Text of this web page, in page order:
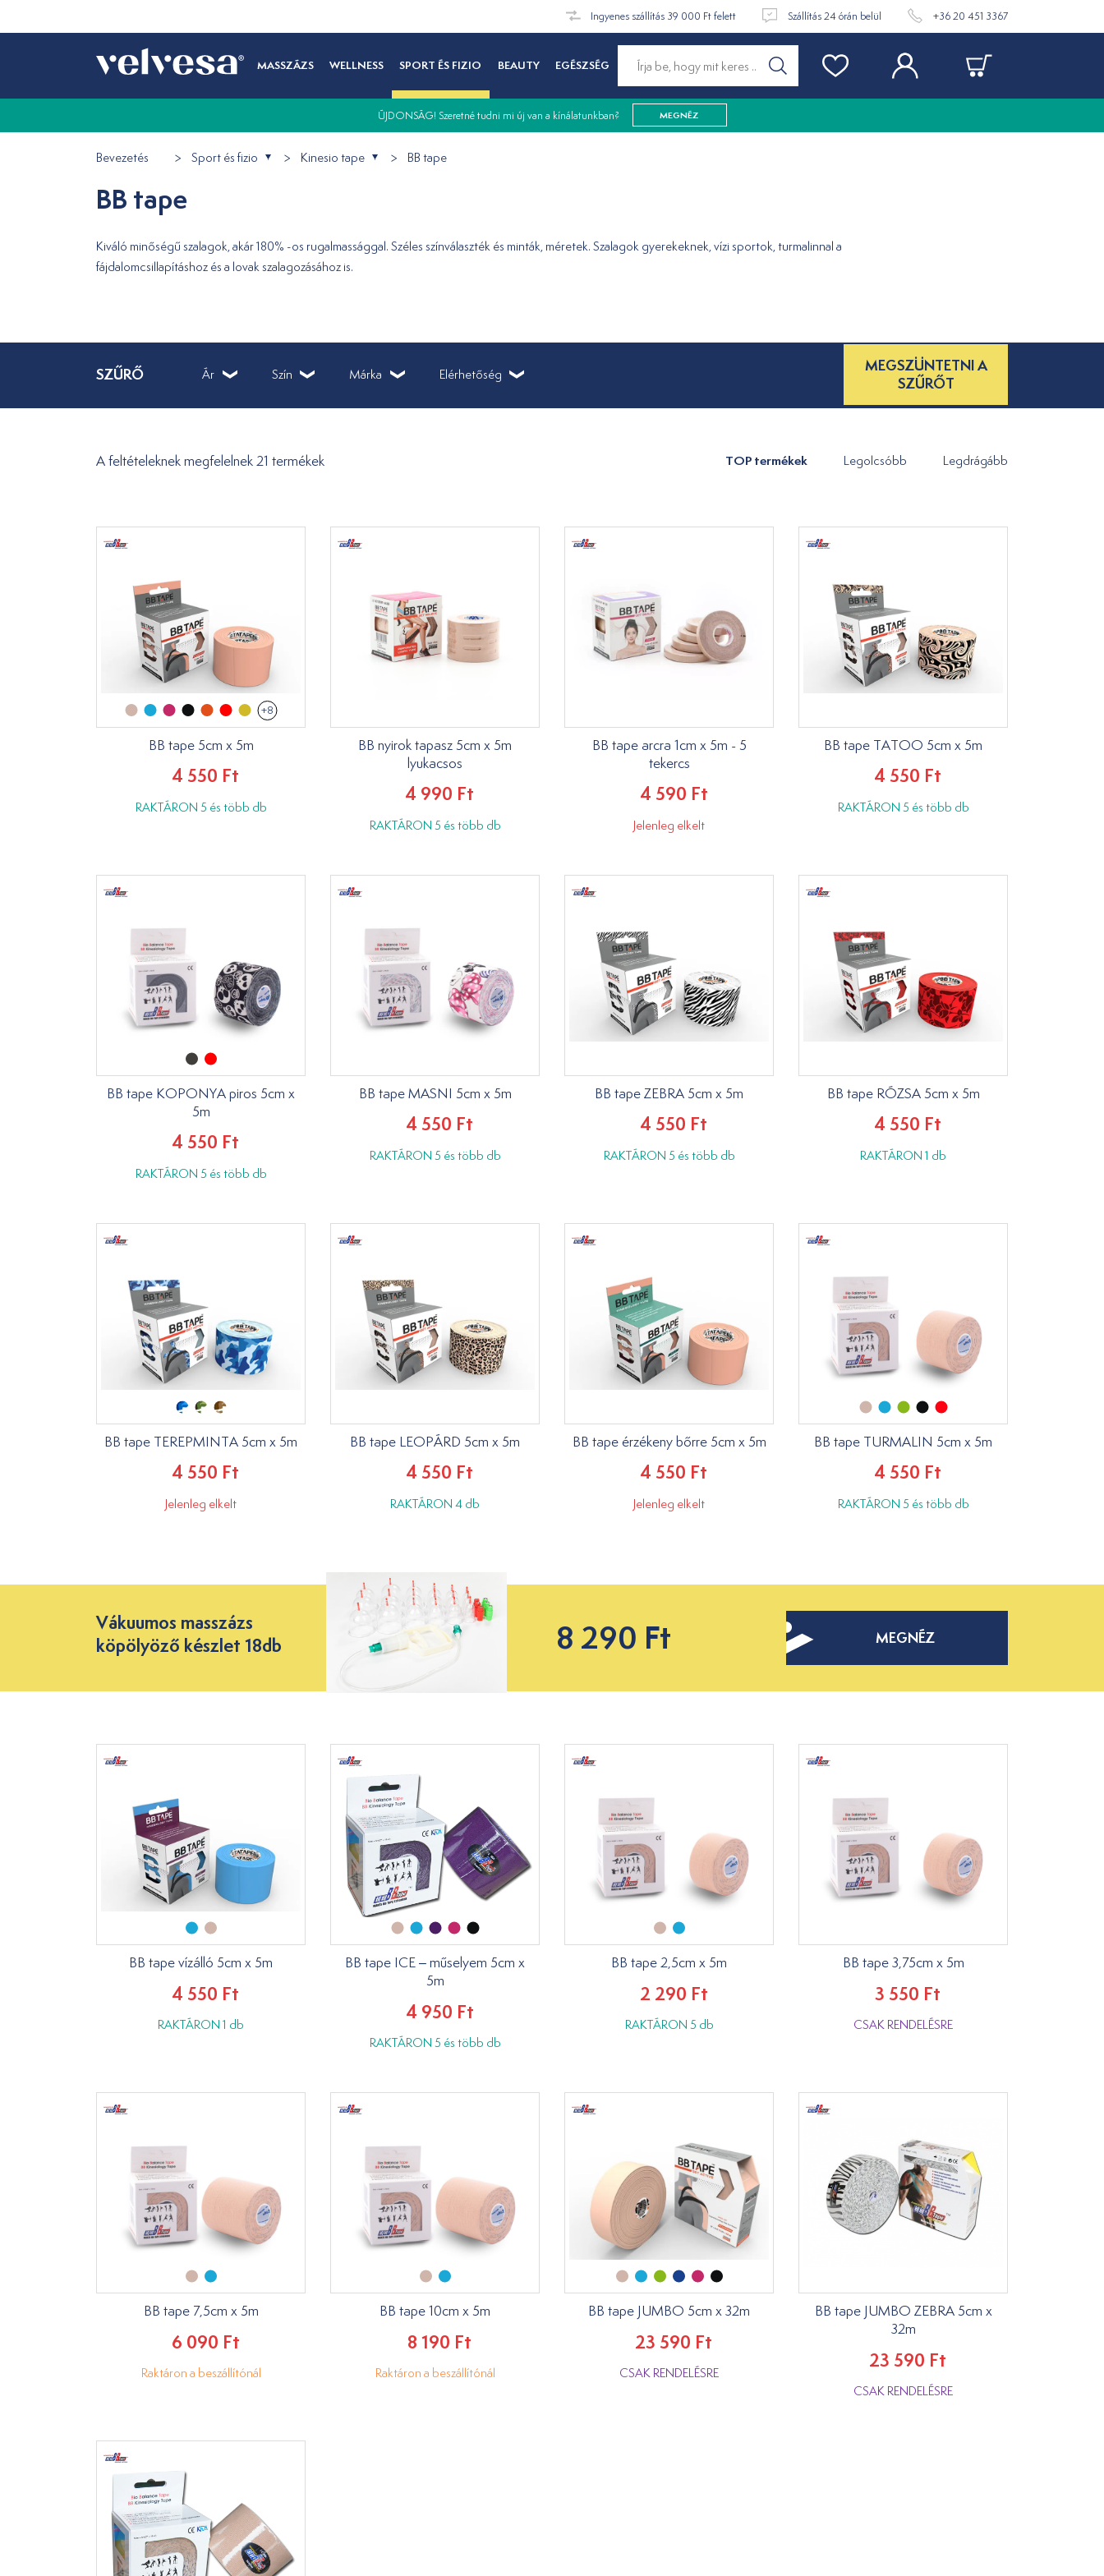
Ingyenes szállítás 39 000 Ft felett Szállítás 24 órán belül +36 20 451 3367
MASSZÁZS WELLNESS SPORT ÉS FIZIO BEAUTY EGÉSZSÉG
ÚJDONSÁG! Szeretné tudni mi új van a kínálatunkban? MEGNÉZ
Bevezetés Sport és fizio Kinesio tape BB tape
BB tape
Kiváló minőségű szalagok, akár 180% -os rugalmassággal. Széles színválaszték és minták, méretek. Szalagok gyerekeknek, vízi sportok, turmalinnal a
fájdalomcsillapításhoz és a lovak szalagozásához is.
SZŰRŐ Ár Szín Márka Elérhetőség
MEGSZÜNTETNI A
SZŰRŐT
A feltételeknek megfelelnek 21 termékek TOP termékek Legolcsóbb Legdrágább
+8
BB tape 5cm x 5m
4 550 Ft
RAKTÁRON 5 és több db
BB nyirok tapasz 5cm x 5m
lyukacsos
4 990 Ft
RAKTÁRON 5 és több db
BB tape arcra 1cm x 5m - 5
tekercs
4 590 Ft
Jelenleg elkelt
BB tape TATOO 5cm x 5m
4 550 Ft
RAKTÁRON 5 és több db
BB tape KOPONYA piros 5cm x
5m
4 550 Ft
RAKTÁRON 5 és több db
BB tape MASNI 5cm x 5m
4 550 Ft
RAKTÁRON 5 és több db
BB tape ZEBRA 5cm x 5m
4 550 Ft
RAKTÁRON 5 és több db
BB tape RÓZSA 5cm x 5m
4 550 Ft
RAKTÁRON 1 db
BB tape TEREPMINTA 5cm x 5m
4 550 Ft
Jelenleg elkelt
BB tape LEOPÁRD 5cm x 5m
4 550 Ft
RAKTÁRON 4 db
BB tape érzékeny bőrre 5cm x 5m
4 550 Ft
Jelenleg elkelt
BB tape TURMALIN 5cm x 5m
4 550 Ft
RAKTÁRON 5 és több db
Vákuumos masszázs
köpölyöző készlet 18db
8 290 Ft MEGNÉZ
BB tape vízálló 5cm x 5m
4 550 Ft
RAKTÁRON 1 db
BB tape ICE – műselyem 5cm x
5m
4 950 Ft
RAKTÁRON 5 és több db
BB tape 2,5cm x 5m
2 290 Ft
RAKTÁRON 5 db
BB tape 3,75cm x 5m
3 550 Ft
CSAK RENDELÉSRE
BB tape 7,5cm x 5m
6 090 Ft
Raktáron a beszállítónál
BB tape 10cm x 5m
8 190 Ft
Raktáron a beszállítónál
BB tape JUMBO 5cm x 32m
23 590 Ft
CSAK RENDELÉSRE
BB tape JUMBO ZEBRA 5cm x
32m
23 590 Ft
CSAK RENDELÉSRE